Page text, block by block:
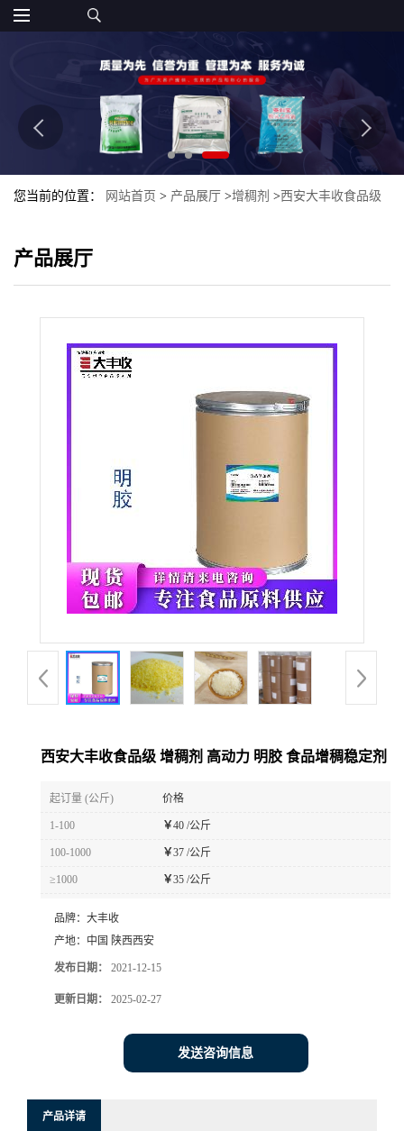
您当前的位置： 网站首页 > 产品展厅 >增稠剂 >西安大丰收食品级
产品展厅
西安大丰收食品级 增稠剂 高动力 明胶 食品增稠稳定剂
起订量 (公斤) 价格
1-100 ￥40 /公斤
100-1000 ￥37 /公斤
≥1000 ￥35 /公斤
品牌： 大丰收
产地： 中国 陕西西安
发布日期： 2021-12-15
更新日期： 2025-02-27
发送咨询信息
产品详请